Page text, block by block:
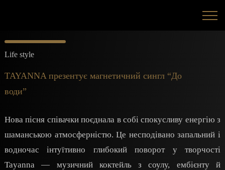
Life style
TAYANNA презентує магнетичний сингл “До
води”
Нова пісня співачки поєднала в собі спокусливу енергію з
шаманською атмосферністю. Це несподівано запальний і
водночас інтуїтивно глибокий поворот у творчості
Tayanna — музичний коктейль з соулу, ембієнту й